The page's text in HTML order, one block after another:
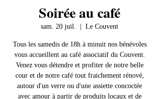
Soirée au café
sam. 20 juil. Le Couvent
Tous les samedis de 18h à minuit nos bénévoles
vous accueillent au café associatif du Couvent.
Venez vous détendre et profiter de notre belle
cour et de notre café tout fraichement rénové,
autour d'un verre ou d'une assiette concoctée
avec amour à partir de produits locaux et de